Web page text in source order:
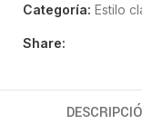
Categoría: Estilo
Share: